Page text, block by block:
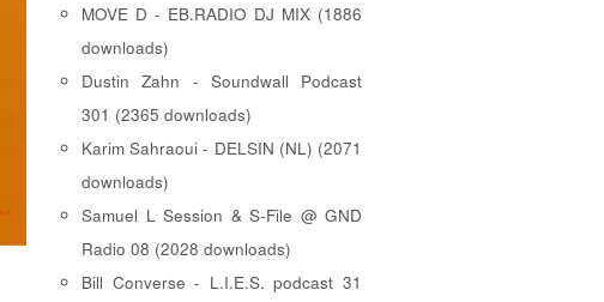
MOVE D - EB.RADIO DJ MIX (1886
downloads)
Dustin Zahn - Soundwall Podcast
301 (2365 downloads)
Karim Sahraoui - DELSIN (NL) (2071
downloads)
Samuel L Session & S-File @ GND
Radio 08 (2028 downloads)
Bill Converse - L.I.E.S. podcast 31